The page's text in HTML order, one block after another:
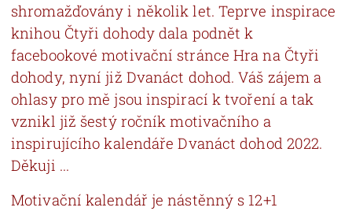
shromažďovány i několik let. Teprve inspirace
knihou Čtyři dohody dala podnět k
facebookové motivační stránce Hra na Čtyři
dohody, nyní již Dvanáct dohod. Váš zájem a
ohlasy pro mě jsou inspirací k tvoření a tak
vznikl již šestý ročník motivačního a
inspirujícího kalendáře Dvanáct dohod 2022.
Děkuji ...
Motivační kalendář je nástěnný s 12+1